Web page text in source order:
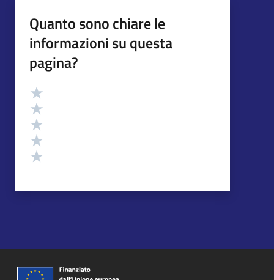
Quanto sono chiare le
informazioni su questa
pagina?
Valutazione